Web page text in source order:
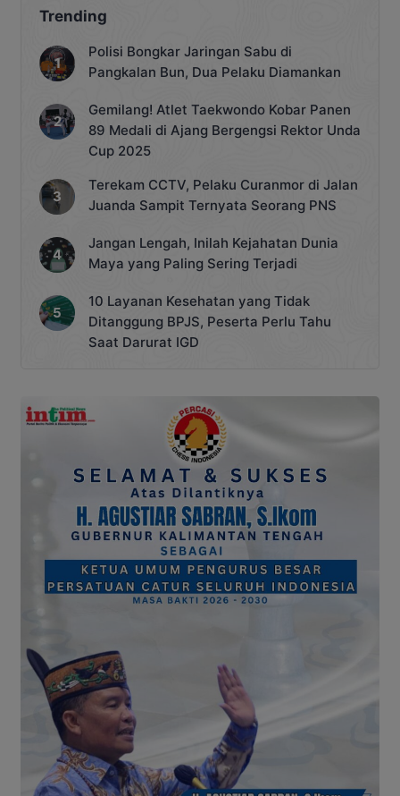
Katingan, Jumat, 3 Juli 2026. Patroli
pejabat […]
Trending
Polisi Bongkar Jaringan Sabu di
Pangkalan Bun, Dua Pelaku Diamankan
Gemilang! Atlet Taekwondo Kobar Panen
89 Medali di Ajang Bergengsi Rektor Unda
Cup 2025
Terekam CCTV, Pelaku Curanmor di Jalan
Juanda Sampit Ternyata Seorang PNS
Jangan Lengah, Inilah Kejahatan Dunia
Maya yang Paling Sering Terjadi
10 Layanan Kesehatan yang Tidak
Ditanggung BPJS, Peserta Perlu Tahu
Saat Darurat IGD